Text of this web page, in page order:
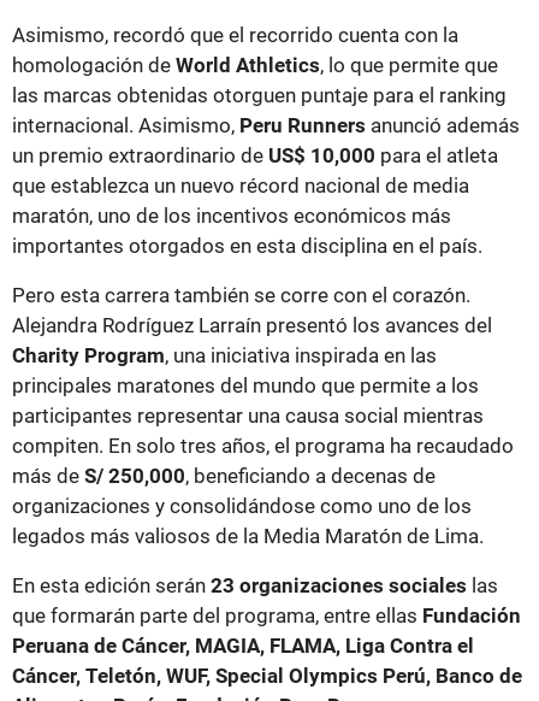
Asimismo, recordó que el recorrido cuenta con la
homologación de World Athletics, lo que permite que
las marcas obtenidas otorguen puntaje para el ranking
internacional. Asimismo, Peru Runners anunció además
un premio extraordinario de US$ 10,000 para el atleta
que establezca un nuevo récord nacional de media
maratón, uno de los incentivos económicos más
importantes otorgados en esta disciplina en el país.
Pero esta carrera también se corre con el corazón.
Alejandra Rodríguez Larraín presentó los avances del
Charity Program, una iniciativa inspirada en las
principales maratones del mundo que permite a los
participantes representar una causa social mientras
compiten. En solo tres años, el programa ha recaudado
más de S/ 250,000, beneficiando a decenas de
organizaciones y consolidándose como uno de los
legados más valiosos de la Media Maratón de Lima.
En esta edición serán 23 organizaciones sociales las
que formarán parte del programa, entre ellas Fundación
Peruana de Cáncer, MAGIA, FLAMA, Liga Contra el
Cáncer, Teletón, WUF, Special Olympics Perú, Banco de